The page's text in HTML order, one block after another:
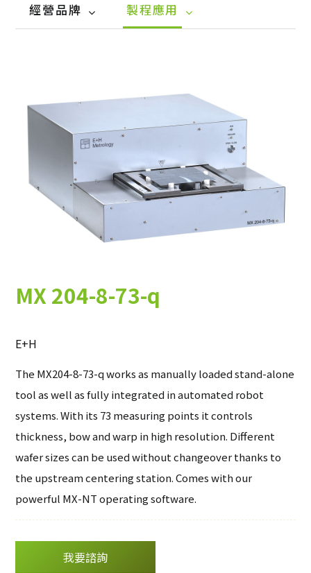
經營品牌
客製化整合
自動化設備
太陽能光電
G&N
半導體製程
Hologenix
偏折量測設備
eInnoSys
設備通訊軟體
工廠自動化
製程應用
上游長晶切片
封裝測試
太陽能製程
太陽能晶片量測
高精密軸承研磨
金屬研磨及量測
軟體
MX 204-8-73-q
E+H
The MX204-8-73-q works as manually loaded stand-alone
tool as well as fully integrated in automated robot
systems. With its 73 measuring points it controls
thickness, bow and warp in high resolution. Different
wafer sizes can be used without changeover thanks to
the upstream centering station. Comes with our
powerful MX-NT operating software.
我要諮詢